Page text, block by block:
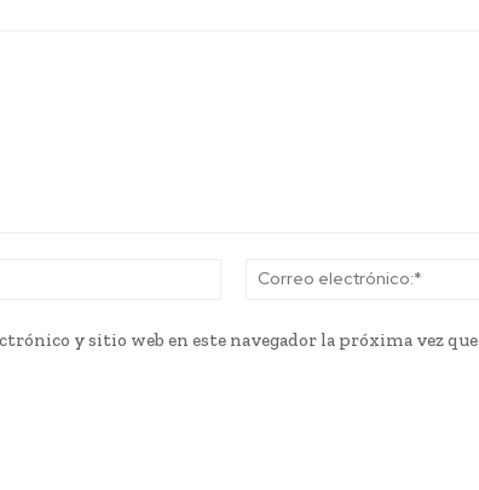
Nombre:*
y sitio web en este navegador la próxima vez